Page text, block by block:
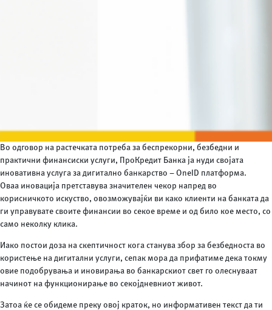
Во одговор на растечката потреба за беспрекорни, безбедни и
практични финансиски услуги, ПроКредит Банка ја нуди својата
иновативна услуга за дигитално банкарство – OneID платформа.
Оваа иновација претставува значителен чекор напред во
корисничкото искуство, овозможувајќи ви како клиенти на банката да
ги управувате своите финансии во секое време и од било кое место, со
само неколку клика.
Иако постои доза на скептичност кога станува збор за безбедноста во
користење на дигитални услуги, сепак мора да прифатиме дека токму
овие подобрувања и иновирања во банкарскиот свет го олеснуваат
начинот на функционирање во секојдневниот живот.
Затоа ќе се обидеме преку овој краток, но информативен текст да ти